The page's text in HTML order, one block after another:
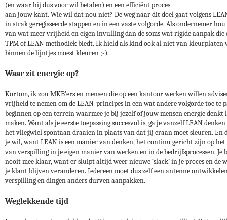
(en waar hij dus voor wil betalen) en een efficiënt proces
aan jouw kant. Wie wil dat nou niet? De weg naar dit doel gaat volgens
in strak geregisseerde stappen en in een vaste volgorde. Als ondernemer
van wat meer vrijheid en eigen invulling dan de soms wat rigide aanpak die
TPM of LEAN methodiek biedt. Ik hield als kind ook al niet van kleurplaten
binnen de lijntjes moest kleuren ;-).
Waar zit energie op?
Kortom, ik zou MKB’ers en mensen die op een kantoor werken willen
vrijheid te nemen om de LEAN-principes in een wat andere volgorde toe te
beginnen op een terrein waarmee je bij jezelf of jouw mensen energie denkt
maken. Want als je eerste toepassing succesvol is, ga je vanzelf LEAN
het vliegwiel spontaan draaien in plaats van dat jij eraan moet sleuren. En
je wil, want LEAN is een manier van denken, het continu gericht zijn op
van verspilling in je eigen manier van werken en in de bedrijfsprocessen. Je
nooit mee klaar, want er sluipt altijd weer nieuwe ‘slack’ in je proces en de
je klant blijven veranderen. Iedereen moet dus zelf een antenne
verspilling en dingen anders durven aanpakken.
Weglekkende tijd